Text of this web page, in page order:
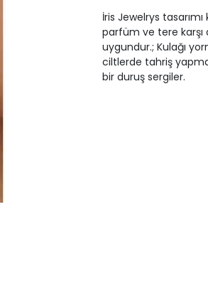
İris Jewelrys
parfüm ve tere karşı
uygundur.; Kulağı
ciltlerde tahriş
bir duruş sergiler.